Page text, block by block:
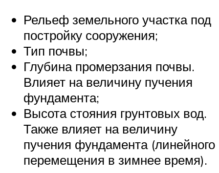
Рельеф земельного участка под
постройку сооружения;
Тип почвы;
Глубина промерзания почвы.
Влияет на величину пучения
фундамента;
Высота стояния грунтовых вод.
Также влияет на величину
пучения фундамента (линейного
перемещения в зимнее время).